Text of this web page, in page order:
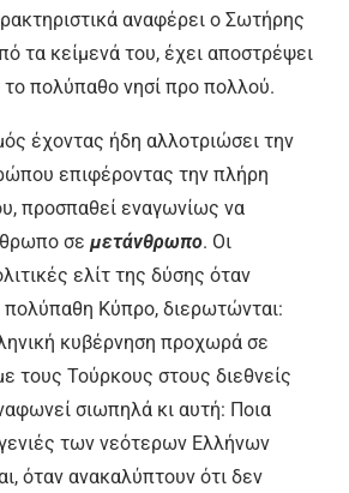
αναφέρει ο Σωτήρης
τα κείμενά του, έχει αποστρέψει
πολύπαθο νησί προ πολλού.
έχοντας ήδη αλλοτριώσει την
επιφέροντας την πλήρη
προσπαθεί εναγωνίως να
σε μετάνθρωπο. Οι
ελίτ της δύσης όταν
πολύπαθη Κύπρο, διερωτώνται:
κυβέρνηση προχωρά σε
τους Τούρκους στους διεθνείς
σιωπηλά κι αυτή: Ποια
των νεότερων Ελλήνων
όταν ανακαλύπτουν ότι δεν